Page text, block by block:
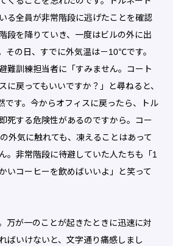
る全員が非常階段に逃げたことを確認
段を降りていき、一度はビルの外に出
その日、すでに外気温は－10℃です。
難訓練担当者に「すみません。コート
に戻ってもいいですか？」と尋ねると、
です。今からオフィスに戻ったら、トル
死する危険性があるのですから。コー
外気に触れても、凍えることはあって
。非常階段に待避していた人たちも「1
いコーヒーを飲めばいいよ」と笑って
万が一のことが起きたときに迅速に対
ばいけないと、文字通り痛感しまし